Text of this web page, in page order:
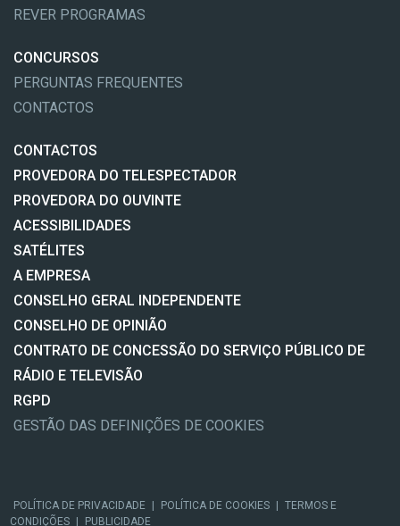
REVER PROGRAMAS
CONCURSOS
PERGUNTAS FREQUENTES
CONTACTOS
CONTACTOS
PROVEDORA DO TELESPECTADOR
PROVEDORA DO OUVINTE
ACESSIBILIDADES
SATÉLITES
A EMPRESA
CONSELHO GERAL INDEPENDENTE
CONSELHO DE OPINIÃO
CONTRATO DE CONCESSÃO DO SERVIÇO PÚBLICO DE
RÁDIO E TELEVISÃO
RGPD
GESTÃO DAS DEFINIÇÕES DE COOKIES
POLÍTICA DE PRIVACIDADE POLÍTICA DE COOKIES
TERMOS E
CONDIÇÕES
PUBLICIDADE